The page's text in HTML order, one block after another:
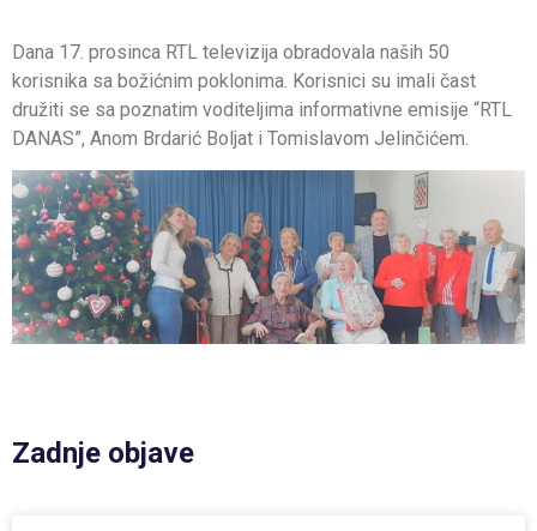
Dana 17. prosinca RTL televizija obradovala naših 50
korisnika sa božićnim poklonima. Korisnici su imali čast
družiti se sa poznatim voditeljima informativne emisije “RTL
DANAS”, Anom Brdarić Boljat i Tomislavom Jelinčićem.
Zadnje objave